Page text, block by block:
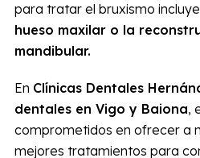
para tratar el bruxismo
hueso maxilar o la
mandibular.
En Clínicas Dentales
dentales en Vigo y Baiona,
comprometidos en ofrecer a
mejores tratamientos para